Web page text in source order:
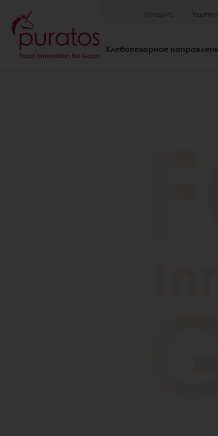
Продукты
Хлебопекарное